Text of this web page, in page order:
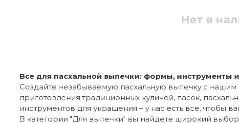
Нет в
Все для пасхальной выпечки: формы, инструменты
Создайте незабываемую пасхальную выпечку с
приготовления традиционных куличей, пасок,
инструментов для украшения – у нас есть все, чтобы
В категории "Для выпечки" вы найдете широкий